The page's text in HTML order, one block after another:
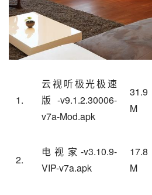
1.
云视听极光极速
版-v9.1.2.30006-
v7a-Mod.apk
31.9
M
2.
电视家 -v3.10.9-
VIP-v7a.apk
17.8
M